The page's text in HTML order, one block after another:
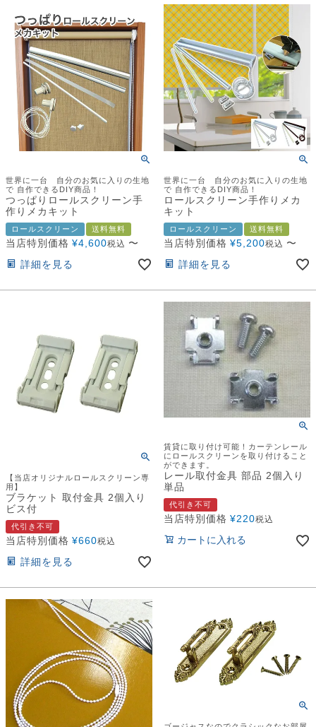
世界に一台 自分のお気に入りの生地
で 自作できるDIY商品！
つっぱりロールスクリーン手
作りメカキット
ロールスクリーン 送料無料
当店特別価格 ¥4,600税込 〜
詳細を見る
世界に一台 自分のお気に入りの生地
で 自作できるDIY商品！
ロールスクリーン手作りメカ
キット
ロールスクリーン 送料無料
当店特別価格 ¥5,200税込 〜
詳細を見る
【当店オリジナルロールスクリーン専
用】
ブラケット 取付金具 2個入り
ビス付
代引き不可
当店特別価格 ¥660税込
詳細を見る
賃貸に取り付け可能！カーテンレール
にロールスクリーンを取り付けること
ができます。
レール取付金具 部品 2個入り
単品
代引き不可
当店特別価格 ¥220税込
カートに入れる